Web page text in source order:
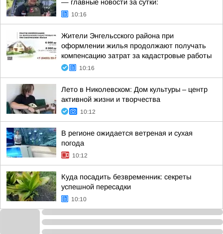
— главные новости за сутки:
10:16
Жители Энгельсского района при
оформлении жилья продолжают получать
компенсацию затрат за кадастровые работы
10:16
Лето в Николевском: Дом культуры – центр
активной жизни и творчества
10:12
В регионе ожидается ветреная и сухая
погода
10:12
Куда посадить безвременник: секреты
успешной пересадки
10:10